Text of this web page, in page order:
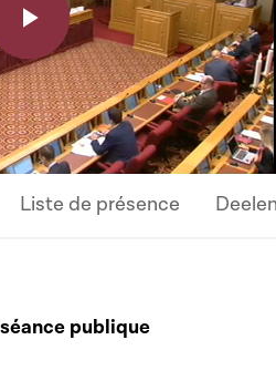
Play
Video
Liste de présence
publique